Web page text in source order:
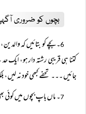
بچوں کو ضروری
6۔ بچے کو بتائیں کہ
کتنا ہی قریبی رشتہ دار ہو،
جائیں ۔۔۔ تحفے کبھی خود نہ لیں،
7۔ ماں باپ بچوں میں کوئی